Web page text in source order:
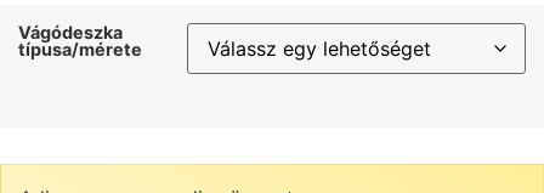
Vágódeszka
típusa/mérete